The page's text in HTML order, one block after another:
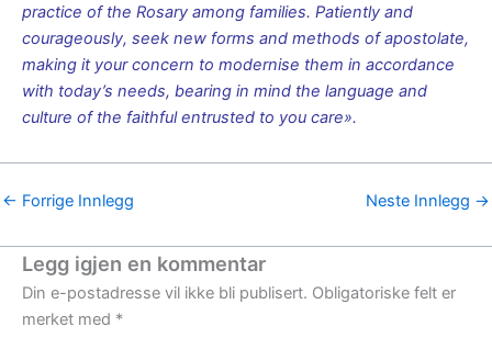
practice of the Rosary among families. Patiently and
courageously, seek new forms and methods of apostolate,
making it your concern to modernise them in accordance
with today’s needs, bearing in mind the language and
culture of the faithful entrusted to you care».
← Forrige Innlegg Neste Innlegg →
Legg igjen en kommentar
Din e-postadresse vil ikke bli publisert. Obligatoriske felt er
merket med *